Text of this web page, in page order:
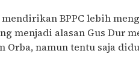
BPPC lebih
menjadi alasan Gus Dur
Orba, namun tentu saja